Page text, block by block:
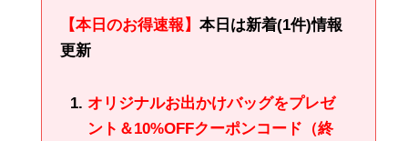
【本日のお得速報】 本日は新着(1件)情報
更新
オリジナルお出かけバッグをプレゼ
ント＆10%OFFクーポンコード（終